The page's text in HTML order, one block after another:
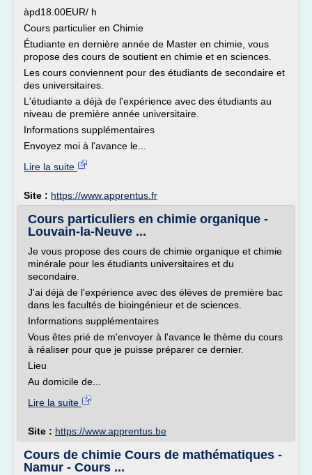
àpd18.00EUR/ h
Cours particulier en Chimie
Étudiante en dernière année de Master en chimie, vous
propose des cours de soutient en chimie et en sciences.
Les cours conviennent pour des étudiants de secondaire et
des universitaires.
L'étudiante a déjà de l'expérience avec des étudiants au
niveau de première année universitaire.
Informations supplémentaires
Envoyez moi à l'avance le...
Lire la suite
Site : https://www.apprentus.fr
Cours particuliers en chimie organique -
Louvain-la-Neuve ...
Je vous propose des cours de chimie organique et chimie
minérale pour les étudiants universitaires et du
secondaire.
J'ai déjà de l'expérience avec des élèves de première bac
dans les facultés de bioingénieur et de sciences.
Informations supplémentaires
Vous êtes prié de m'envoyer à l'avance le thème du cours
à réaliser pour que je puisse préparer ce dernier.
Lieu
Au domicile de...
Lire la suite
Site : https://www.apprentus.be
Cours de chimie Cours de mathématiques -
Namur - Cours ...